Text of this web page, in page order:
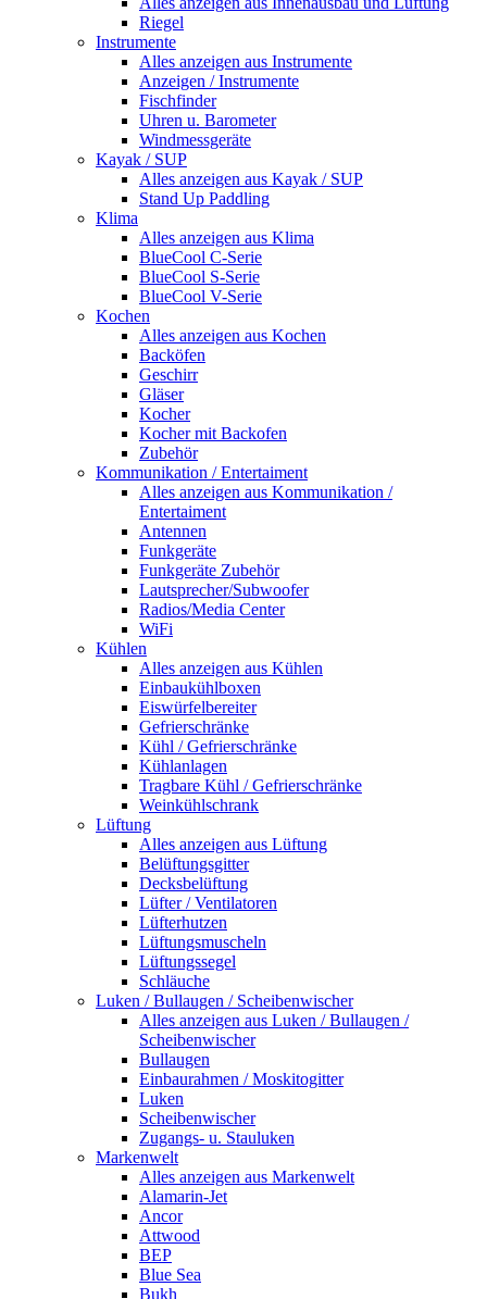
Riegel
Instrumente
Alles anzeigen aus Instrumente
Anzeigen / Instrumente
Fischfinder
Uhren u. Barometer
Windmessgeräte
Kayak / SUP
Alles anzeigen aus Kayak / SUP
Stand Up Paddling
Klima
Alles anzeigen aus Klima
BlueCool C-Serie
BlueCool S-Serie
BlueCool V-Serie
Kochen
Alles anzeigen aus Kochen
Backöfen
Geschirr
Gläser
Kocher
Kocher mit Backofen
Zubehör
Kommunikation / Entertaiment
Alles anzeigen aus Kommunikation /
Entertaiment
Antennen
Funkgeräte
Funkgeräte Zubehör
Lautsprecher/Subwoofer
Radios/Media Center
WiFi
Kühlen
Alles anzeigen aus Kühlen
Einbaukühlboxen
Eiswürfelbereiter
Gefrierschränke
Kühl / Gefrierschränke
Kühlanlagen
Tragbare Kühl / Gefrierschränke
Weinkühlschrank
Lüftung
Alles anzeigen aus Lüftung
Belüftungsgitter
Decksbelüftung
Lüfter / Ventilatoren
Lüfterhutzen
Lüftungsmuscheln
Lüftungssegel
Schläuche
Luken / Bullaugen / Scheibenwischer
Alles anzeigen aus Luken / Bullaugen /
Scheibenwischer
Bullaugen
Einbaurahmen / Moskitogitter
Luken
Scheibenwischer
Zugangs- u. Stauluken
Markenwelt
Alles anzeigen aus Markenwelt
Alamarin-Jet
Ancor
Attwood
BEP
Blue Sea
Bukh